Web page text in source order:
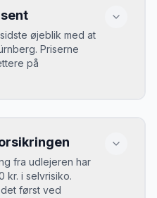
øjeblik med at
Priserne
på
mere, og de bedste
fra udlejeren har
kr. i selvrisiko.
først ved